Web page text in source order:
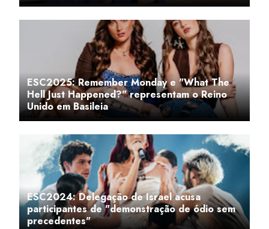
ESC2025: Remember Monday e "What The
Hell Just Happened?" representam o Reino
Unido em Basileia
ESC2024: Delegação de Israel acusa
participantes de "demonstração de ódio sem
precedentes"